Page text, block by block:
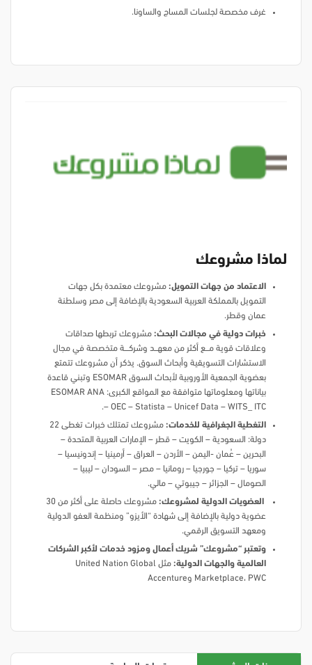
غرف مخصصة لجلسات المساج والساونا.
لماذا مشروعك
الاعتماد من جهات التمويل: مشروعك معتمدة بكل جهات
التمويل بالمملكة العربية السعودية بالإضافة إلى مصر وسلطنة
عمان وقطر.
خبرات دولية في مجالات البحث: مشروعك تربطها صداقات
وعلاقات قوية مـــــع أكثر من معهــــد وشركــــــة متخصصة في مجال
الاستشارات التسويقية وأبحاث السوق. يذكر أن مشروعك تتمتع
بعضوية الجمعية الأوروبية لأبحاث السوق ESOMAR وتبني قاعدة
بياناتها ومعلوماتها متوافقة مع المواقع الكبرى: ESOMAR ANA
– OEC – Statista – Unicef Data – WITS_ ITC.
التغطية الجغرافية للخدمات:
مشروعك تمتلك خبرات تغطى 22
دولة: السعودية – الكويت – قطر – الإمارات العربية المتحدة –
البحرين – عُمان -اليمن – الأردن – العراق – أرمينيا – إندونيسيا –
سوريا – تركيا – جورجيا – رومانيا – مصر – السودان – ليبيا –
الصومال – الجزائر – جيبوتي – مالي.
العضويات الدولية لمشروعك:
مشروعك حاصلة على أكثر من 30
عضوية دولية بالإضافة إلى شهادة “الأيزو” ومنظمة العفو الدولية
ومعهد التسويق الرقمي.
وتعتبر “مشروعك” شريك أعمال ومزود خدمات لأكبر الشركات
العالمية والجهات الدولية:
مثل United Nation Global
Marketplace، PWC وAccenture